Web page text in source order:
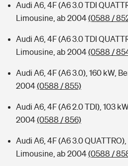
Audi A6, 4F (A6 3.0 TDI
Limousine, ab 2004(0588 /
Audi A6, 4F (A6 3.0 TDI
Limousine, ab 2004(0588 /
Audi A6, 4F (A6 3.0), 160 kW,
2004(0588 / 855)
Audi A6, 4F (A6 2.0 TDI), 103
2004(0588 / 856)
Audi A6, 4F (A6 3.0 QUATTRO),
Limousine, ab 2004(0588 /